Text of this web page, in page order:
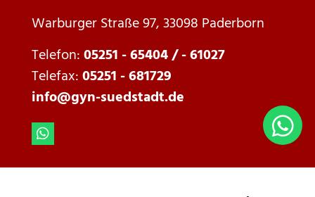
Warburger Straße 97, 33098 Paderborn
Telefon:05251 - 65404 / - 61027
Telefax:05251 - 681729
info@gyn-suedstadt.de